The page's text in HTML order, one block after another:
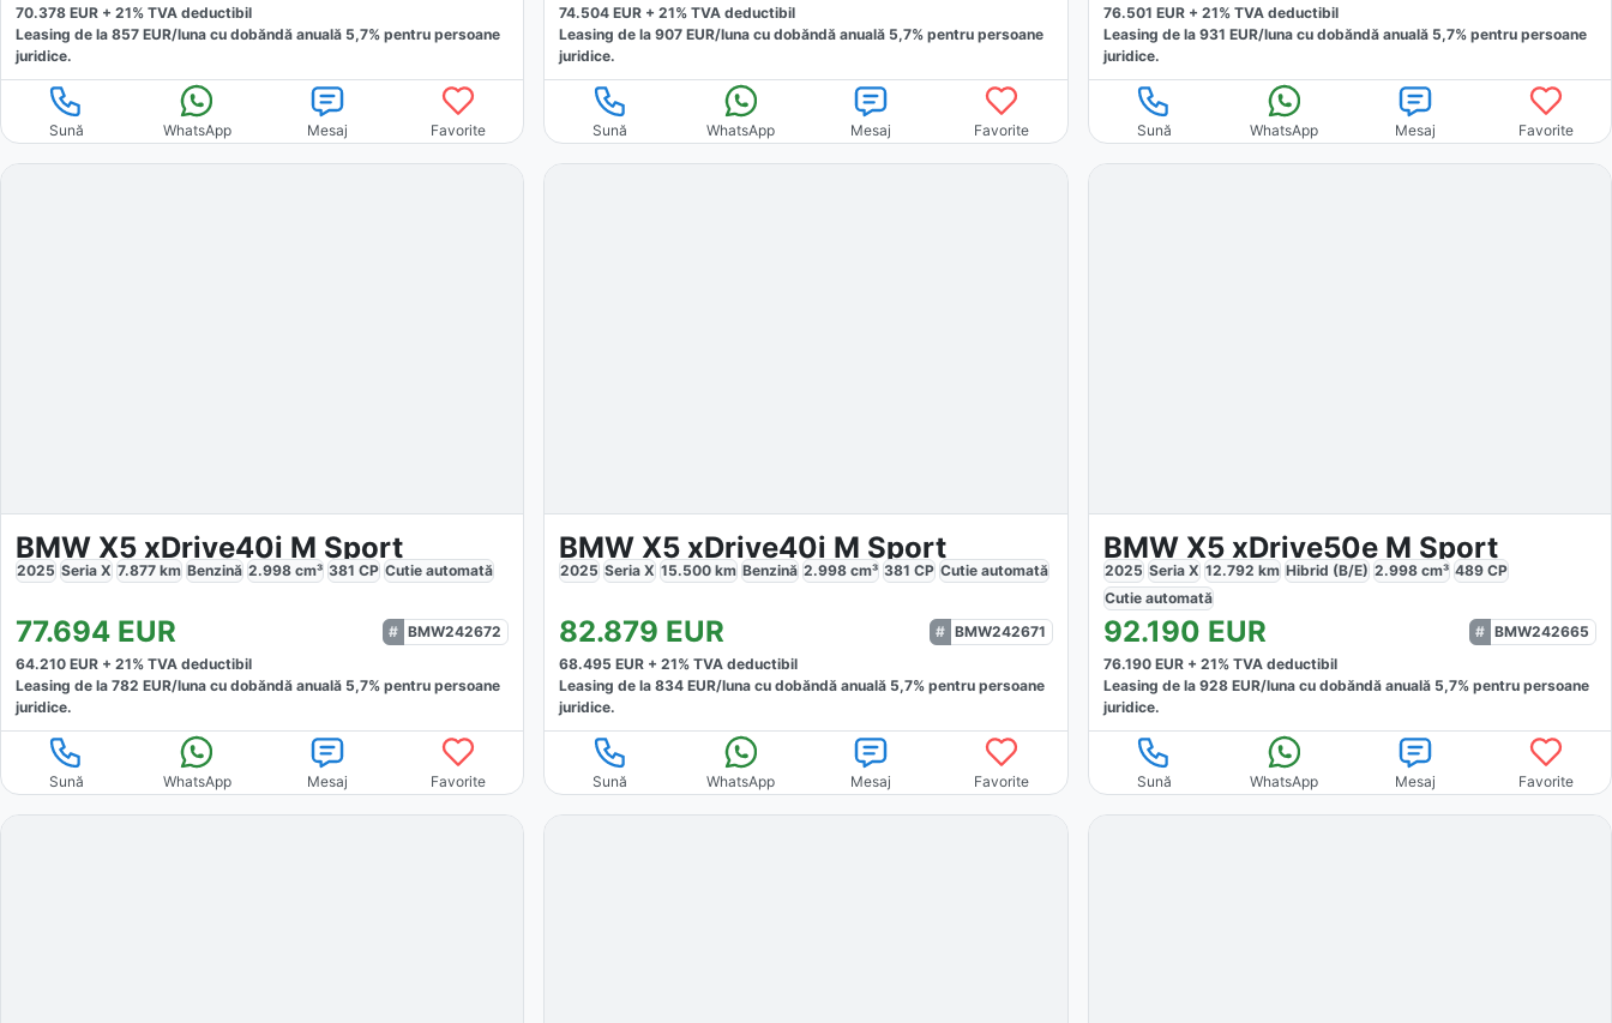
70.378 EUR + 21% TVA deductibil
Leasing de la 857 EUR/luna cu dobăndă anuală 5,7% pentru persoane
juridice.
Sună WhatsApp Mesaj Favorite
74.504 EUR +21% TVA deductibil
Leasing de la907 EUR/luna cu dobăndă anuală 5,7% pentru persoane
juridice.
Sună WhatsApp Mesaj Favorite
76.501 EUR + 21% TVA deductibil
Leasing de la 931 EUR/lunacu dobăndă anuală 5,7% pentru persoane
juridice.
Sună WhatsApp Mesaj Favorite
BMW X5 xDrive40i M Sport
2025 Seria X 7.877 km Benzină 2.998 cm³ 381 CP Cutie automată
77.694 EUR
BMW242672
64.210 EUR + 21% TVA deductibil
Leasing de la 782 EUR/luna cu dobăndă anuală 5,7% pentru persoane
juridice.
Sună WhatsApp Mesaj Favorite
BMW X5 xDrive40i M Sport
2025 Seria X 15.500 km Benzină 2.998 cm³ 381 CP Cutieautomată
82.879 EUR
BMW242671
68.495 EUR +21% TVA deductibil
Leasing de la834 EUR/luna cu dobăndă anuală 5,7% pentru persoane
juridice.
Sună WhatsApp Mesaj Favorite
BMW X5 xDrive50e M Sport
2025 Seria X 12.792 km Hibrid (B/E) 2.998cm³ 489CP
Cutie automată
92.190 EUR
BMW242665
76.190EUR + 21% TVA deductibil
Leasing de la 928EUR/lunacu dobăndă anuală 5,7% pentru persoane
juridice.
Sună WhatsApp Mesaj Favorite